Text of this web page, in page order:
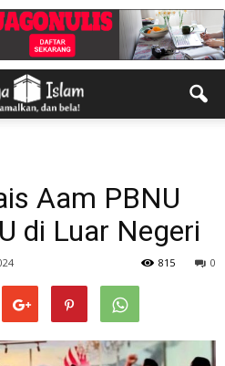
Aam PBNU
di Luar Negeri
0
815